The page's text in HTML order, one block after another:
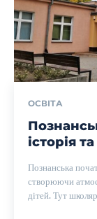
ОСВІТА
історія
Познанська
створюючи
дітей. Тут